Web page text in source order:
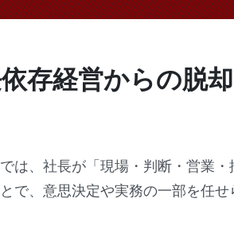
依存経営からの脱
は、社長が「現場・判断・営業・
で、意思決定や実務の一部を任